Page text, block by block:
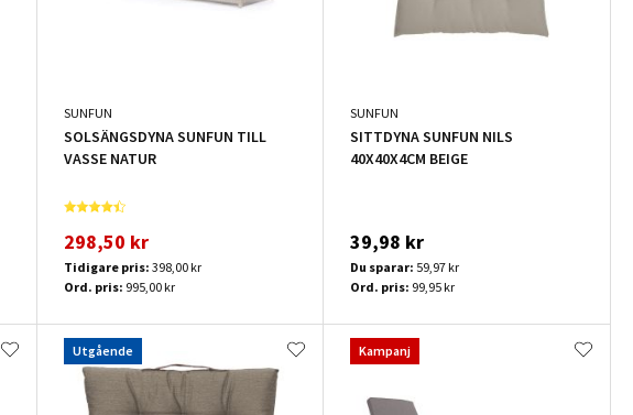
SUNFUN
SOLSÄNGSDYNA SUNFUN TILL
VASSE NATUR
298,50 kr
Tidigare pris: 398,00 kr
Ord. pris: 995,00 kr
SUNFUN
SITTDYNA SUNFUN NILS
40X40X4CM BEIGE
39,98 kr
Du sparar: 59,97 kr
Ord. pris: 99,95 kr
Utgående Kampanj